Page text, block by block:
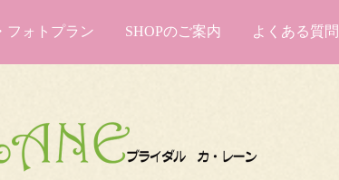
フォトプラン SHOPのご案内 よくある質問